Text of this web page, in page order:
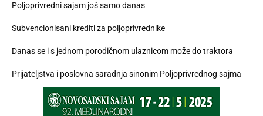
Poljoprivredni sajam još samo danas
Subvencionisani krediti za poljoprivrednike
Danas se i s jednom porodičnom ulaznicom može do traktora
Prijateljstva i poslovna saradnja sinonim Poljoprivrednog sajma